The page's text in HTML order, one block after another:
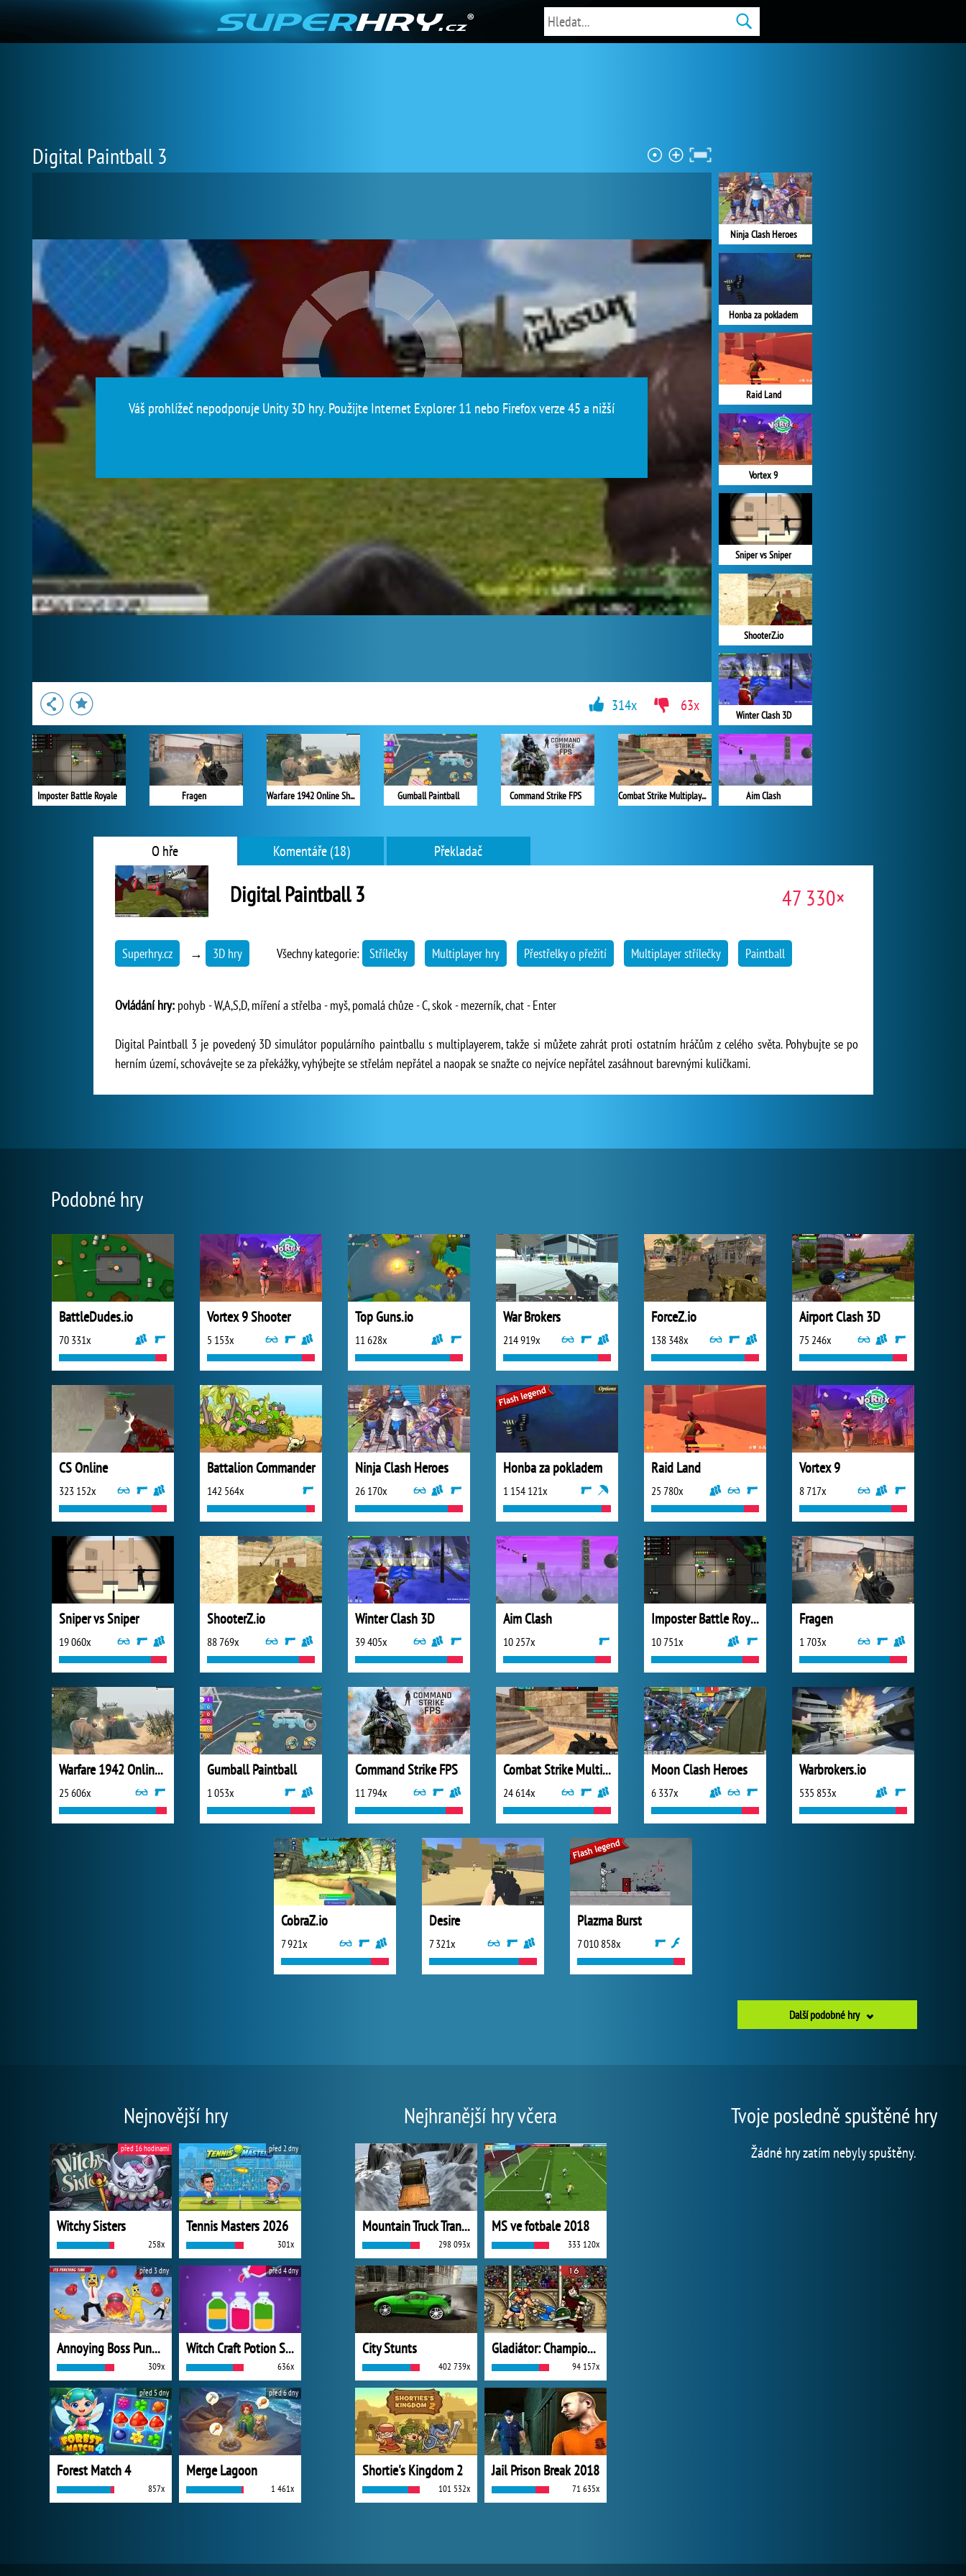
Digital Paintball 3
Váš prohlížeč nepodporuje Unity 3D hry. Použijte Internet Explorer 11 nebo Firefox verze 45 a nižší
Ninja Clash Heroes
Honba za pokladem
Raid Land
Vortex 9
Sniper vs Sniper
ShooterZ.io
Winter Clash 3D
Aim Clash
Imposter Battle Royale Fragen Warfare 1942 Online Shooter Gumball Paintball Command Strike FPS Combat Strike Multiplayer
314x 63x
O hře Komentáře (18) Překladač
Digital Paintball 3 47 330×
Superhry.cz → 3D hry Všechny kategorie: Střílečky Multiplayer hry Přestřelky o přežití Multiplayer střílečky Paintball
Ovládání hry:pohyb - W,A,S,D, míření a střelba - myš, pomalá chůze - C, skok - mezerník, chat - Enter
Digital Paintball 3 je povedený 3D simulátor populárního paintballu s multiplayerem, takže si můžete zahrát proti ostatním hráčům z celého světa. Pohybujte se po
herním území, schovávejte se za překážky, vyhýbejte se střelám nepřátel a naopak se snažte co nejvíce nepřátel zasáhnout barevnými kuličkami.
Podobné hry
BattleDudes.io
70 331x
Vortex 9 Shooter
5 153x
Top Guns.io
11 628x
War Brokers
214 919x
ForceZ.io
138 348x
Airport Clash 3D
75 246x
CS Online
323 152x
Battalion Commander
142 564x
Ninja Clash Heroes
26 170x
Honba za pokladem
1 154 121x
Raid Land
25 780x
Vortex 9
8 717x
Sniper vs Sniper
19 060x
ShooterZ.io
88 769x
Winter Clash 3D
39 405x
Aim Clash
10 257x
Imposter Battle Royale
10 751x
Fragen
1 703x
Warfare 1942 Online Shooter
25 606x
Gumball Paintball
1 053x
Command Strike FPS
11 794x
Combat Strike Multiplayer
24 614x
Moon Clash Heroes
6 337x
Warbrokers.io
535 853x
CobraZ.io
7 921x
Desire
7 321x
Plazma Burst
7 010 858x
Další podobné hry
Nejnovější hry
Witchy Sisters
258x
před 16 hodinami
Tennis Masters 2026
301x
před 2 dny
Annoying Boss Punch Game
309x
před 3 dny
Witch Craft Potion Sort
636x
před 4 dny
Forest Match 4
857x
před 5 dny
Merge Lagoon
1 461x
před 6 dny
Nejhranější hry včera
Mountain Truck Transport
298 093x
MS ve fotbale 2018
333 120x
City Stunts
402 739x
Gladiátor: Champions Sprint
94 157x
Shortie's Kingdom 2
101 532x
Jail Prison Break 2018
71 635x
Tvoje posledně spuštěné hry
Žádné hry zatím nebyly spuštěny.